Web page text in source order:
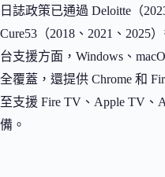
日誌政策已通過 Deloitte（
Cure53（2018、2021、2025
台支援方面，Windows、
全覆蓋，還提供 Chrome 和
至支援 Fire TV、Apple TV、
備。